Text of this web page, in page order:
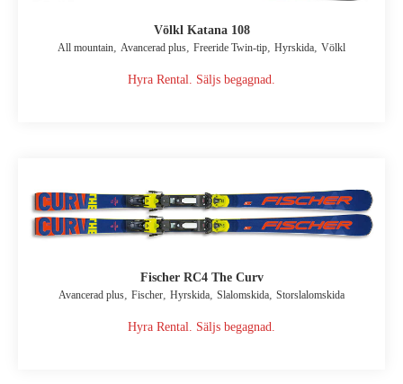
Völkl Katana 108
All mountain Avancerad plus Freeride Twin-tip Hyrskida Völkl
Hyra Rental. Säljs begagnad.
Fischer RC4 The Curv
Avancerad plus, Fischer, Hyrskida, Slalomskida, Storslalomskida
Hyra Rental. Säljs begagnad.